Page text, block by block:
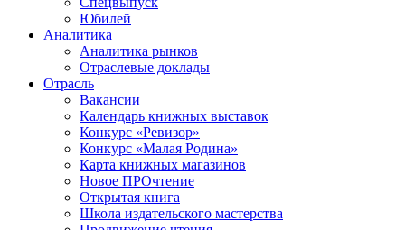
Юбилей
Аналитика
Аналитика рынков
Отраслевые доклады
Отрасль
Вакансии
Календарь книжных выставок
Конкурс «Ревизор»
Конкурс «Малая Родина»
Карта книжных магазинов
Новое ПРОчтение
Открытая книга
Школа издательского мастерства